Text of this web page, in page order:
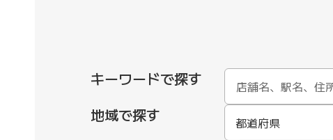
キーワードで探す
地域で探す
都道府県